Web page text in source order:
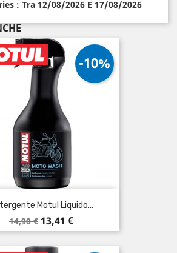
: Tra 12/08/2026 E 17/08/2026
Motul Liquido...
Prezzo
base
14,90 €
-10%
Prezzo
13,41 €